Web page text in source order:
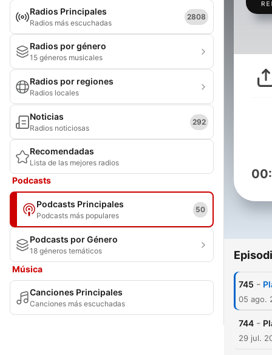
Radios Principales
Radios más escuchadas
2808
Radios por género
15 géneros musicales
Radios por regiones
Radios locales
Noticias
Radios noticiosas
292
Recomendadas
Lista de las mejores radios
Podcasts
Podcasts Principales
Podcasts más populares
50
Podcasts por Género
18 géneros temáticos
Música
Canciones Principales
Canciones más escuchadas
745 -
05 ago.
744 -
29 jul.